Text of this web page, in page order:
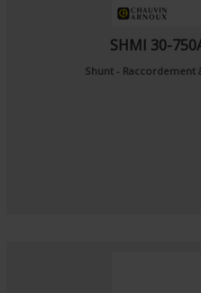
SHMI 30-
Shunt - Raccordement